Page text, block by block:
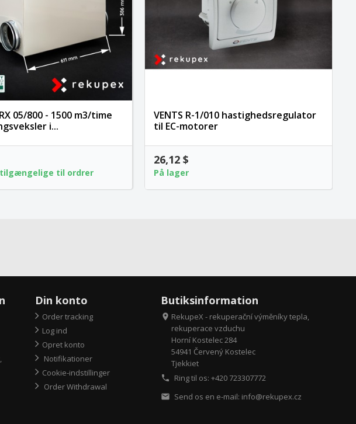
RX 05/800 - 1500 m3/time
i...
til ordrer
VENTS R-1/010 hastighedsregulator
til EC-motorer
26,12 $
På lager
Din konto
Order tracking
Log ind
Opret konto
Notifikationer
Cookie-indstillinger
Order Withdrawal
Butiksinformation
 RekupeX - rekuperační výměníky tepla,
rekuperace vzduchu
Horní Kostelec 284
54941 Červený Kostelec
Tjekkiet
 Ring til os: +420 723307772
 Send os en e-mail: info@rekupex.cz